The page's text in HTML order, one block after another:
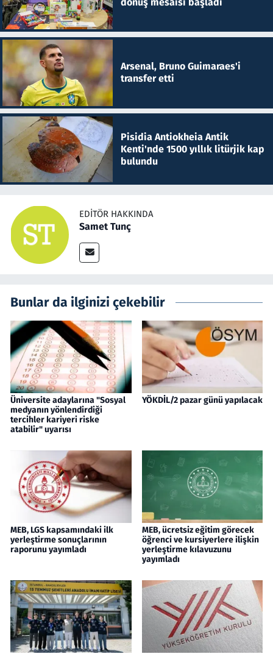
Arsenal, Bruno Guimaraes'i
transfer etti
Pisidia Antiokheia Antik
Kenti'nde 1500 yıllık litürjik kap
bulundu
EDITÖR HAKKINDA
Samet Tunç
Bunlar da ilginizi çekebilir
Üniversite adaylarına "Sosyal
medyanın yönlendirdiği
tercihler kariyeri riske
atabilir" uyarısı
YÖKDİL/2 pazar günü yapılacak
MEB, LGS kapsamındaki ilk
yerleştirme sonuçlarının
raporunu yayımladı
MEB, ücretsiz eğitim görecek
öğrenci ve kursiyerlere ilişkin
yerleştirme kılavuzunu
yayımladı